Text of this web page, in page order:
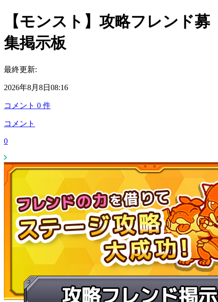
【モンスト】攻略フレンド募
集掲示板
最終更新:
2026年8月8日08:16
コメント 0 件
コメント
0